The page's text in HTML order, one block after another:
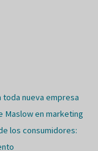
nueva empresa
Maslow en marketing
los consumidores: